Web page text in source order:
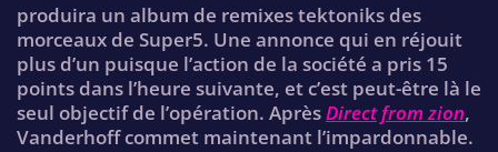
produira un album de remixes tektoniks des
morceaux de Super5. Une annonce qui en réjouit
plus d’un puisque l’action de la société a pris 15
points dans l’heure suivante, et c’est peut-être là le
seul objectif de l’opération. AprèsDirect from zion,
Vanderhoff commet maintenant l’impardonnable.